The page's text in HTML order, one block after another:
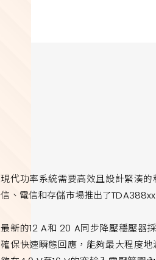
現代功率系統需要高效且設計緊湊
信、電信和存儲市場推出了
最新的12 A和 20 A同步降壓穩壓器
確保快速瞬態回應，能夠最大程度